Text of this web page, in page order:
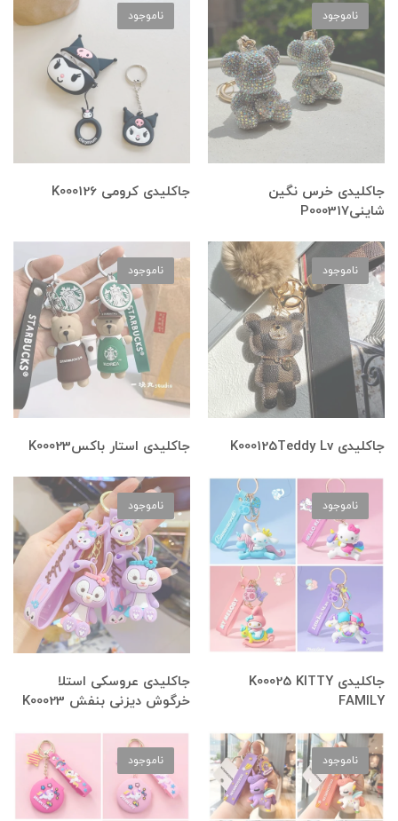
جاکلیدی خرس نگین
شاینیP000317
ناموجود
جاکلیدی کرومی K000126
ناموجود
جاکلیدی K000125Teddy Lv
ناموجود
جاکلیدی استار باکسK00023
ناموجود
جاکلیدی K00025 KITTY
FAMILY
ناموجود
جاکلیدی عروسکی استلا
خرگوش دیزنی بنفش K00023
ناموجود
ناموجود ناموجود